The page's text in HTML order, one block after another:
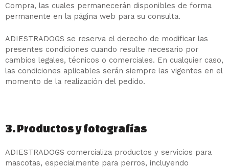
Compra, las cuales permanecerán disponibles de forma
permanente en la página web para su consulta.
ADIESTRADOGS se reserva el derecho de modificar las
presentes condiciones cuando resulte necesario por
cambios legales, técnicos o comerciales. En cualquier caso,
las condiciones aplicables serán siempre las vigentes en el
momento de la realización del pedido.
3. Productos y fotografías
ADIESTRADOGS comercializa productos y servicios para
mascotas, especialmente para perros, incluyendo